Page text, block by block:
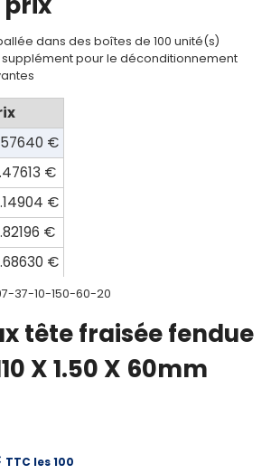
dans des boîtes de 100 unité(s)
supplément pour le déconditionnement
€
€
€
€
€
37-10-150-60-20
tête fraisée fendue
X 1.50 X 60mm
TTC les 100